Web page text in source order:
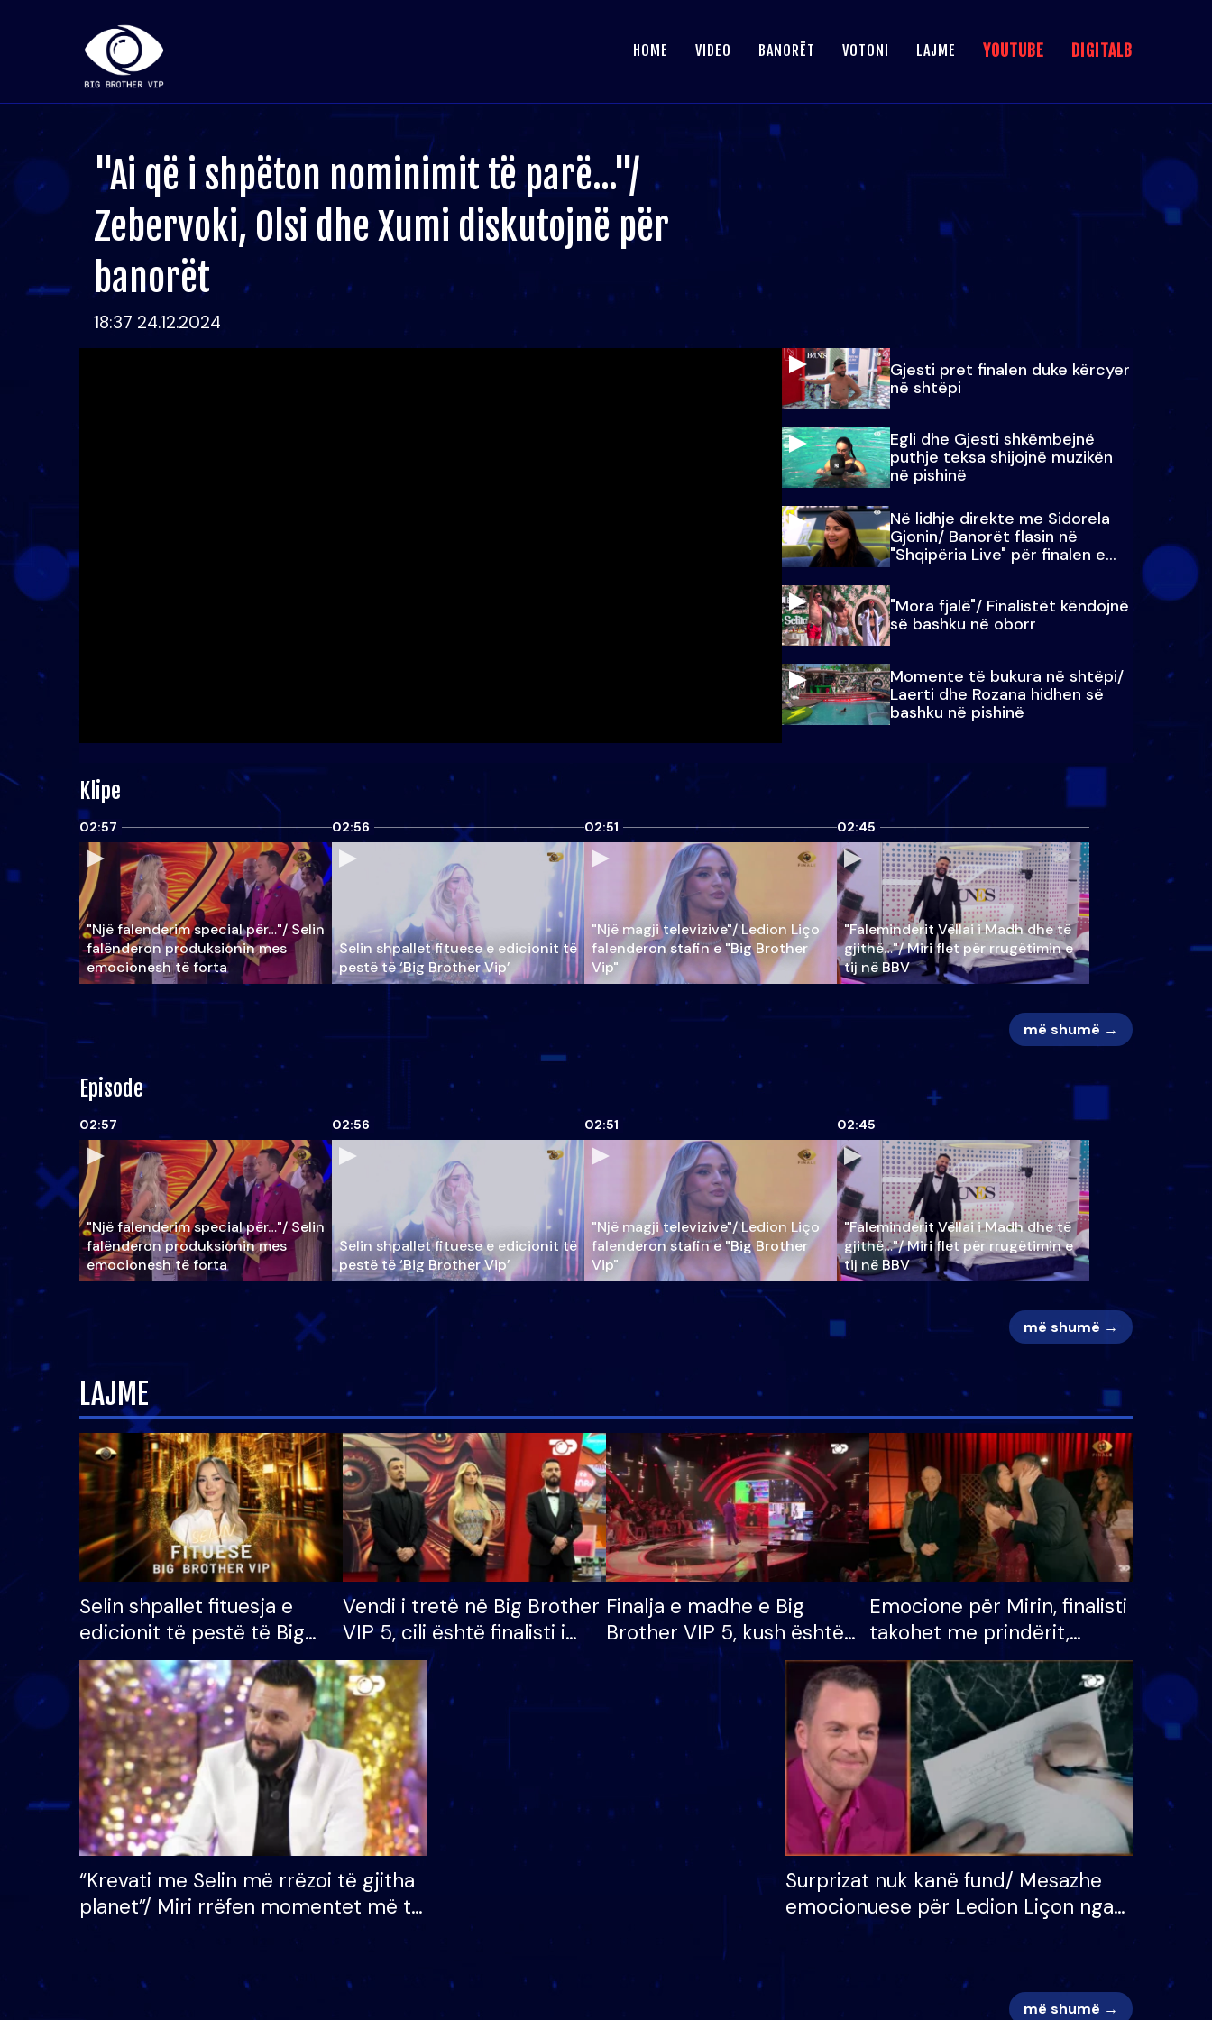
HOME VIDEO BANORËT VOTONI LAJME YOUTUBE DIGITALB
"Ai që i shpëton nominimit të parë..."/
Zebervoki, Olsi dhe Xumi diskutojnë për
banorët
18:37 24.12.2024
Gjesti pret finalen duke kërcyer
në shtëpi
Egli dhe Gjesti shkëmbejnë
puthje teksa shijojnë muzikën
në pishinë
Në lidhje direkte me Sidorela
Gjonin/ Banorët flasin në
"Shqipëria Live" për finalen e
madhe
"Mora fjalë"/ Finalistët këndojnë
së bashku në oborr
Momente të bukura në shtëpi/
Laerti dhe Rozana hidhen së
bashku në pishinë
Klipe
02:57
"Një falenderim special për…"/ Selin
falënderon produksionin mes
emocionesh të forta
02:56
Selin shpallet fituese e edicionit të
pestë të ‘Big Brother Vip’
02:51
"Një magji televizive"/ Ledion Liço
falenderon stafin e "Big Brother
Vip"
02:45
"Faleminderit Vëllai i Madh dhe të
gjithë…"/ Miri flet për rrugëtimin e
tij në BBV
më shumë →
Episode
02:57
"Një falenderim special për…"/ Selin
falënderon produksionin mes
emocionesh të forta
02:56
Selin shpallet fituese e edicionit të
pestë të ‘Big Brother Vip’
02:51
"Një magji televizive"/ Ledion Liço
falenderon stafin e "Big Brother
Vip"
02:45
"Faleminderit Vëllai i Madh dhe të
gjithë…"/ Miri flet për rrugëtimin e
tij në BBV
më shumë →
LAJME
Selin shpallet fituesja e
edicionit të pestë të Big
Brother VIP, rrëmben
çmimin e madh prej 100
mijë eurosh
Vendi i tretë në Big Brother
VIP 5, cili është finalisti i
radhës që lë shtëpinë
Finalja e madhe e Big
Brother VIP 5, kush është
banori i parë që lë shtëpinë
dhe humb mundësinë për
të fituar çmimin e madh
Emocione për Mirin, finalisti
takohet me prindërit,
vajzën dhe bashkëshorten:
S’kemi ndonjë letër divorci
apo jo?
“Krevati me Selin më rrëzoi të gjitha
planet”/ Miri rrëfen momentet më të
bukura në shtëpinë e BB VIP: Do më
Surprizat nuk kanë fund/ Mesazhe
emocionuese për Ledion Liçon nga
nëna dhe fëmijët e tij, moderatori
më shumë →